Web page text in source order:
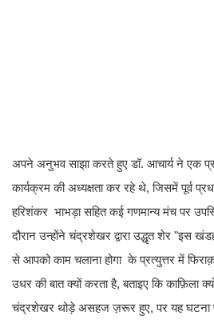
अपने अनुभव साझा करते हुए डॉ. आचार्य ने एक
कार्यक्रम की अध्यक्षता कर रहे थे, जिसमें पूर्व
हरिशंकर भाभड़ा सहित कई गणमान्य मंच पर
दौरान उन्होंने चंद्रशेखर द्वारा उद्धृत शेर "इस
से आपको काम चलाना होगा के प्रत्युत्तर में
उधर की बात क्यों करता है, बताइए कि काफ़िला
चंद्रशेखर थोड़े असहज ज़रूर हुए, पर यह घटना